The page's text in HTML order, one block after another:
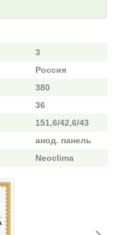
3
Россия
380
36
151,6/42,6/43
анод. панель
Neoclima